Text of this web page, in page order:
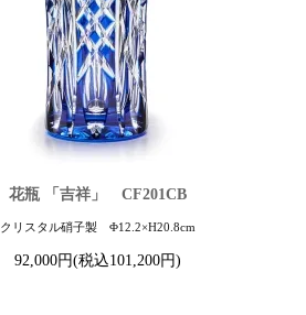
花瓶 「吉祥」 CF201CB
クリスタル硝子製 Φ12.2×H20.8cm
92,000円(税込101,200円)